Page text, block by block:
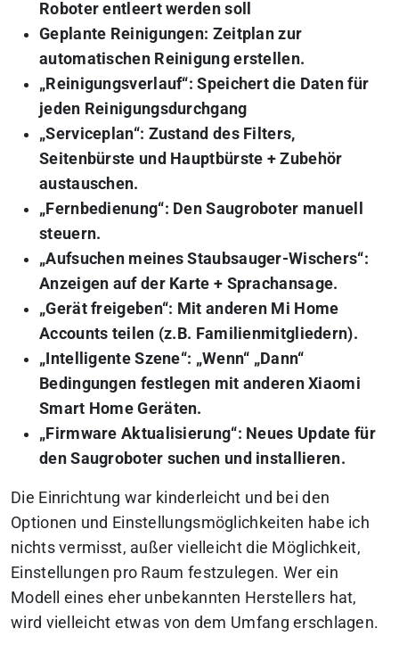
Roboter entleert werden soll
Geplante Reinigungen: Zeitplan zur
automatischen Reinigung erstellen.
„Reinigungsverlauf“: Speichert die Daten für
jeden Reinigungsdurchgang
„Serviceplan“: Zustand des Filters,
Seitenbürste und Hauptbürste + Zubehör
austauschen.
„Fernbedienung“: Den Saugroboter manuell
steuern.
„Aufsuchen meines Staubsauger-Wischers“:
Anzeigen auf der Karte + Sprachansage.
„Gerät freigeben“: Mit anderen Mi Home
Accounts teilen (z.B. Familienmitgliedern).
„Intelligente Szene“: „Wenn“ „Dann“
Bedingungen festlegen mit anderen Xiaomi
Smart Home Geräten.
„Firmware Aktualisierung“: Neues Update für
den Saugroboter suchen und installieren.
Die Einrichtung war kinderleicht und bei den
Optionen und Einstellungsmöglichkeiten habe ich
nichts vermisst, außer vielleicht die Möglichkeit,
Einstellungen pro Raum festzulegen. Wer ein
Modell eines eher unbekannten Herstellers hat,
wird vielleicht etwas von dem Umfang erschlagen.